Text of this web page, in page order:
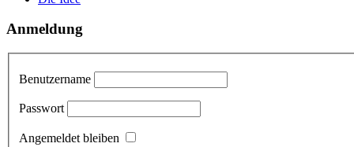
Anmeldung
Benutzername
Passwort
Angemeldet bleiben